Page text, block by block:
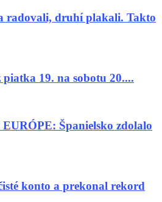
radovali, druhí plakali. Takto
19. na sobotu 20....
Španielsko zdolalo
konto a prekonal rekord